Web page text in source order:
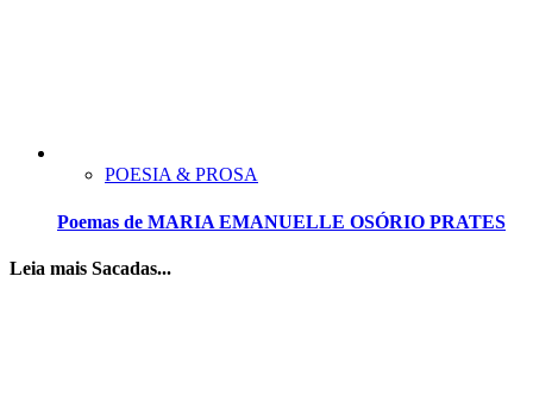
POESIA & PROSA
Poemas de MARIA EMANUELLE OSÓRIO PRATES
Leia mais Sacadas...